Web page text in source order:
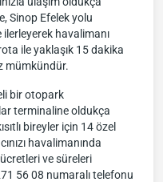
Sinop Efelek yolu
havalimanı
ile yaklaşık 15 dakika
mümkündür.
bir otopark
terminaline oldukça
bireyler için 14 özel
havalimanında
ve süreleri
56 08 numaralı telefonu